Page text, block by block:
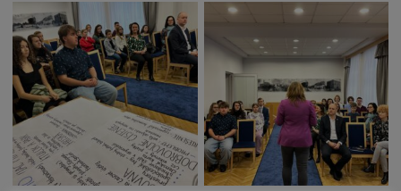
Zvieratá
Súťaž
Pracovné ponuky